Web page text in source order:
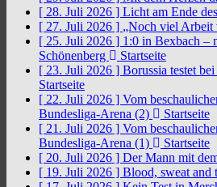
[ 28. Juli 2026 ] Licht am Ende
[ 27. Juli 2026 ] „Noch viel Arbeit
[ 25. Juli 2026 ] 1:0 in Bexbach –
Schönenberg
Startseite
[ 23. Juli 2026 ] Borussia testet
Startseite
[ 22. Juli 2026 ] Vom
Bundesliga-Arena (2)
Startseite
[ 21. Juli 2026 ] Vom
Bundesliga-Arena (1)
Startseite
[ 20. Juli 2026 ] Der Mann mit
[ 19. Juli 2026 ] Blood, sweat and